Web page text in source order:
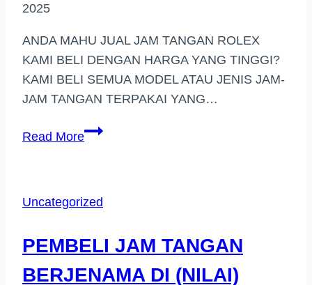
2025
ANDA MAHU JUAL JAM TANGAN ROLEX
KAMI BELI DENGAN HARGA YANG TINGGI?
KAMI BELI SEMUA MODEL ATAU JENIS JAM-
JAM TANGAN TERPAKAI YANG…
Read MorePEMBELI
DI
LANGKAWI)
Uncategorized
PEMBELI JAM TANGAN
BERJENAMA DI (NILAI)